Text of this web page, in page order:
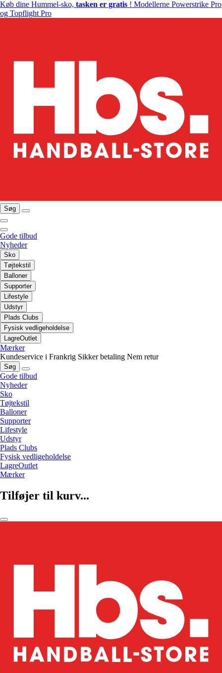
Køb dine Hummel-sko, tasken er gratis ! Modellerne Powerstrike Pro
og Topflight Pro
Søg
Gode tilbud
Nyheder
Sko
Tøjtekstil
Balloner
Supporter
Lifestyle
Udstyr
Plads Clubs
Fysisk vedligeholdelse
LagreOutlet
Mærker
Kundeservice i Frankrig Sikker betaling Nem retur
Søg
Gode tilbud
Nyheder
Sko
Tøjtekstil
Balloner
Supporter
Lifestyle
Udstyr
Plads Clubs
Fysisk vedligeholdelse
LagreOutlet
Mærker
Tilføjer til kurv...